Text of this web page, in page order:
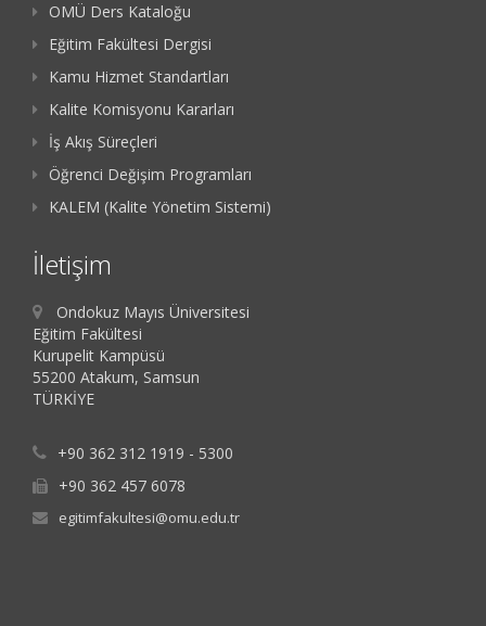
OMÜ Ders Kataloğu
Eğitim Fakültesi Dergisi
Kamu Hizmet Standartları
Kalite Komisyonu Kararları
İş Akış Süreçleri
Öğrenci Değişim Programları
KALEM (Kalite Yönetim Sistemi)
İletişim
Ondokuz Mayıs Üniversitesi
Eğitim Fakültesi
Kurupelit Kampüsü
55200 Atakum, Samsun
TÜRKİYE
+90 362 312 1919 - 5300
+90 362 457 6078
egitimfakultesi@omu.edu.tr